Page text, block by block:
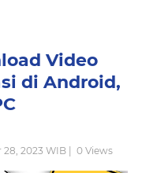
Video
di Android,
2023 WIB | 0 Views